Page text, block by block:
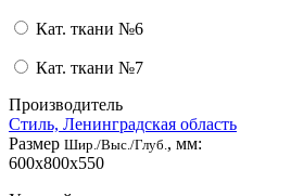
Кат. ткани №6
Кат. ткани №7
Производитель
Стиль, Ленинградская область
Размер Шир./Выс./Глуб. , мм:
600x800x550